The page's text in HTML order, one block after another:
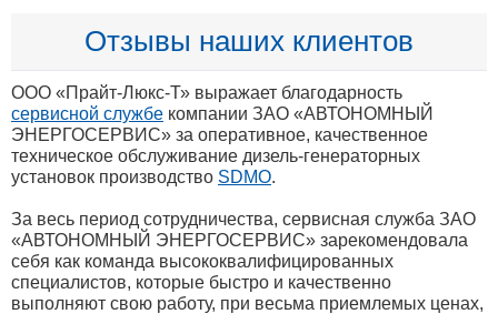
Отзывы наших клиентов
ООО «Прайт-Люкс-Т» выражает благодарность
сервисной службе компании ЗАО «АВТОНОМНЫЙ
ЭНЕРГОСЕРВИС» за оперативное, качественное
техническое обслуживание дизель-генераторных
установок производство SDMO.
За весь период сотрудничества, сервисная служба ЗАО
«АВТОНОМНЫЙ ЭНЕРГОСЕРВИС» зарекомендовала
себя как команда высококвалифицированных
специалистов, которые быстро и качественно
выполняют свою работу, при весьма приемлемых ценах,